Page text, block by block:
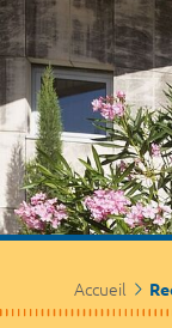
Accueil